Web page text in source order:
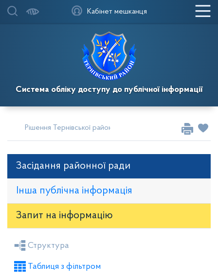
Система обліку доступу до публічної інформації
Кабінет мешканця
Рішення Тернівської районної у місті ради Сесії за 2016
Засідання районної ради
Інша публічна інформація
Запит на iнформацію
Засідання районної ради
Проекти рішень районної ради
Структура
Таблиця з фільтром